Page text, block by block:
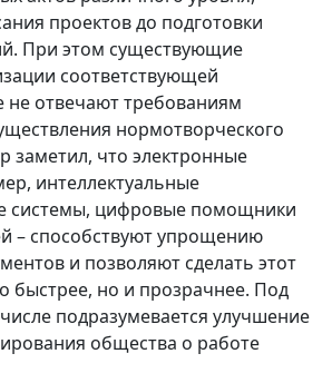
проектов до подготовки
При этом существующие
соответствующей
не отвечают требованиям
нормотворческого
заметил, что электронные
интеллектуальные
системы, цифровые помощники
– способствуют упрощению
и позволяют сделать этот
быстрее, но и прозрачнее. Под
подразумевается улучшение
общества о работе